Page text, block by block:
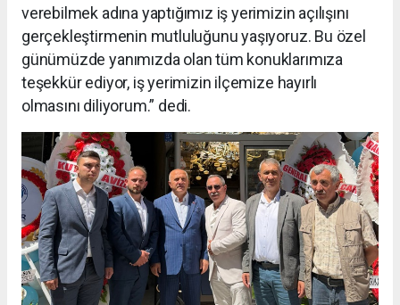
verebilmek adına yaptığımız iş yerimizin açılışını
gerçekleştirmenin mutluluğunu yaşıyoruz. Bu özel
günümüzde yanımızda olan tüm konuklarımıza
teşekkür ediyor, iş yerimizin ilçemize hayırlı
olmasını diliyorum.” dedi.